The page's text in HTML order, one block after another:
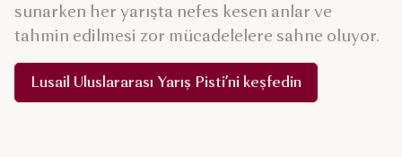
sunarken her yarışta nefes kesen anlar ve
tahmin edilmesi zor mücadelelere sahne oluyor.
Lusail Uluslararası Yarış Pisti’ni keşfedin